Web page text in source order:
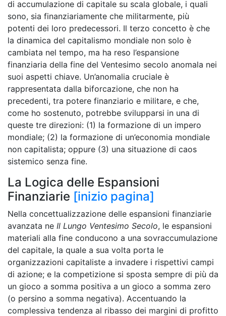
di accumulazione di capitale su scala globale, i quali
sono, sia finanziariamente che militarmente, più
potenti dei loro predecessori. Il terzo concetto è che
la dinamica del capitalismo mondiale non solo è
cambiata nel tempo, ma ha reso l’espansione
finanziaria della fine del Ventesimo secolo anomala nei
suoi aspetti chiave. Un’anomalia cruciale è
rappresentata dalla biforcazione, che non ha
precedenti, tra potere finanziario e militare, e che,
come ho sostenuto, potrebbe svilupparsi in una di
queste tre direzioni: (1) la formazione di un impero
mondiale; (2) la formazione di un’economia mondiale
non capitalista; oppure (3) una situazione di caos
sistemico senza fine.
La Logica delle Espansioni
Finanziarie [inizio pagina]
Nella concettualizzazione delle espansioni finanziarie
avanzata ne Il Lungo Ventesimo Secolo, le espansioni
materiali alla fine conducono a una sovraccumulazione
del capitale, la quale a sua volta porta le
organizzazioni capitaliste a invadere i rispettivi campi
di azione; e la competizione si sposta sempre di più da
un gioco a somma positiva a un gioco a somma zero
(o persino a somma negativa). Accentuando la
complessiva tendenza al ribasso dei margini di profitto